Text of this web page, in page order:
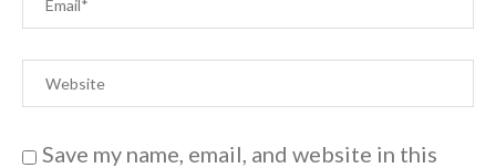
Save my name, email, and website in this